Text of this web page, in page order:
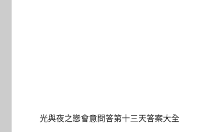
光與夜之戀會意問答第十三天答案大全